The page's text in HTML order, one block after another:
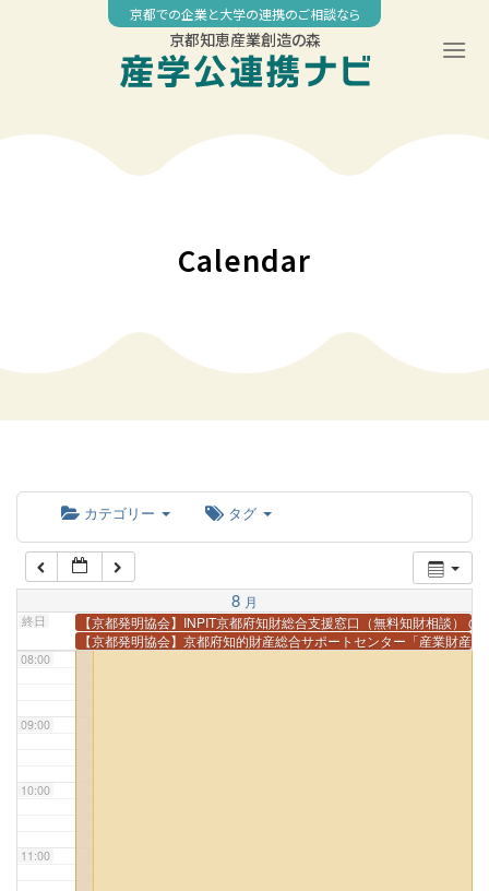
京都での企業と大学の連携のご相談なら
京都知恵産業創造の森
Calendar
カテゴリー タグ
8 月
終日 【京都発明協会】INPIT京都府知財総合支援窓口（無料知財相談） @
【京都発明協会】京都府知的財産総合サポートセンター「産業財産
00:00
07:00
08:00
09:00
10:00
11:00
京都工芸繊維大学 社会人教育公開講座 「機械学習・IoT・ビッグ
データ技術履修コース」
社会課題解決型スタートアップ創出プロジェクト 「IMPACT
FLOW KYOTO 2026-2027」補助対象事業の募集